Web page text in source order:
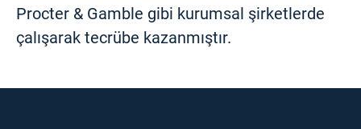
Procter & Gamble gibi kurumsal şirketlerde
çalışarak tecrübe kazanmıştır.